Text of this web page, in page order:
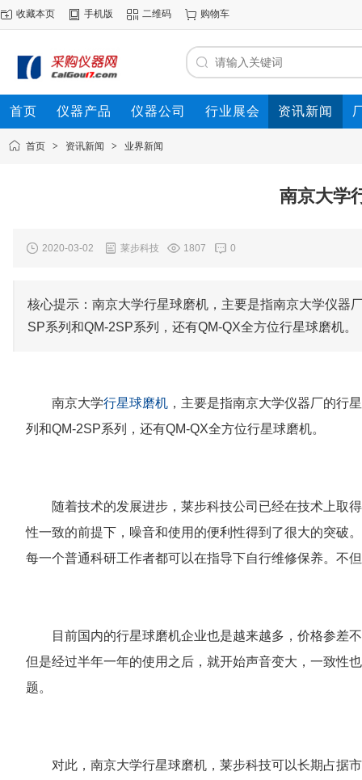
收藏本页 手机版 二维码 购物车
首页 仪器产品 仪器公司 行业展会 资讯新闻
首页 > 资讯新闻 > 业界新闻
南京大学
2020-03-02 莱步科技 1807 0
核心提示：南京大学行星球磨机，主要是指南京大学仪器
SP系列和QM-2SP系列，还有QM-QX全方位行星球磨机。
南京大学行星球磨机 ，主要是指南京大学仪器厂的行
列和QM-2SP系列，还有QM-QX全方位行星球磨机。
随着技术的发展进步，莱步科技公司已经在技术上取
性一致的前提下，噪音和使用的便利性得到了很大的突破
每一个普通科研工作者都可以在指导下自行维修保养。不
目前国内的行星球磨机企业也是越来越多，价格参差
但是经过半年一年的使用之后，就开始声音变大，一致性
题。
对此，南京大学行星球磨机，莱步科技可以长期占据